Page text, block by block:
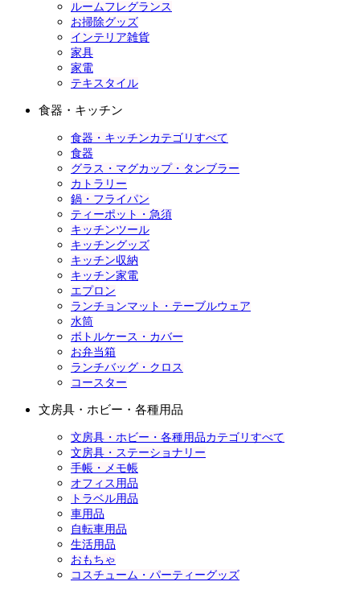
ルームフレグランス
お掃除グッズ
インテリア雑貨
家具
家電
テキスタイル
食器・キッチン
食器・キッチンカテゴリすべて
食器
グラス・マグカップ・タンブラー
カトラリー
鍋・フライパン
ティーポット・急須
キッチンツール
キッチングッズ
キッチン収納
キッチン家電
エプロン
ランチョンマット・テーブルウェア
水筒
ボトルケース・カバー
お弁当箱
ランチバッグ・クロス
コースター
文房具・ホビー・各種用品
文房具・ホビー・各種用品カテゴリすべて
文房具・ステーショナリー
手帳・メモ帳
オフィス用品
トラベル用品
車用品
自転車用品
生活用品
おもちゃ
コスチューム・パーティーグッズ